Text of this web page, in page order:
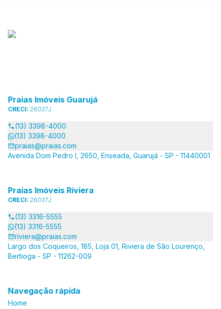
Praias Imóveis Guarujá
CRECI: 26037J
(13) 3398-4000
(13) 3398-4000
praias@praias.com
Avenida Dom Pedro I, 2650, Enseada, Guarujá - SP - 11440001
Praias Imóveis Riviera
CRECI: 26037J
(13) 3316-5555
(13) 3316-5555
riviera@praias.com
Largo dos Coqueiros, 185, Loja 01, Riviera de São Lourenço,
Bertioga - SP - 11262-009
Navegação rápida
Home